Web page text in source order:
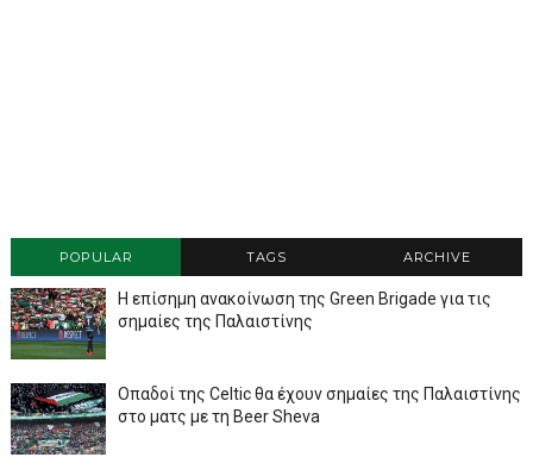
POPULAR TAGS ARCHIVE
Η επίσημη ανακοίνωση της Green Brigade για τις
σημαίες της Παλαιστίνης
Οπαδοί της Celtic θα έχουν σημαίες της Παλαιστίνης
στο ματς με τη Beer Sheva